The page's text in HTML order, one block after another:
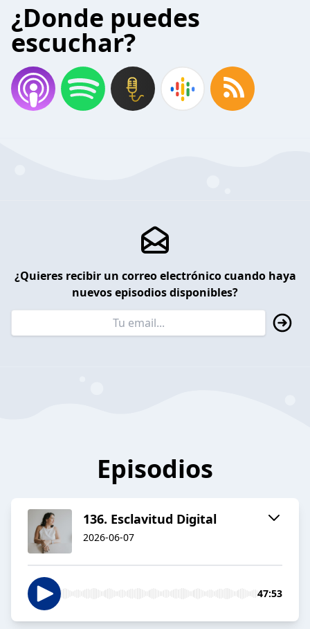
¿Donde puedes
escuchar?
¿Quieres recibir un correo electrónico cuando haya
nuevos episodios disponibles?
Episodios
136. Esclavitud Digital
2026-06-07
47:53